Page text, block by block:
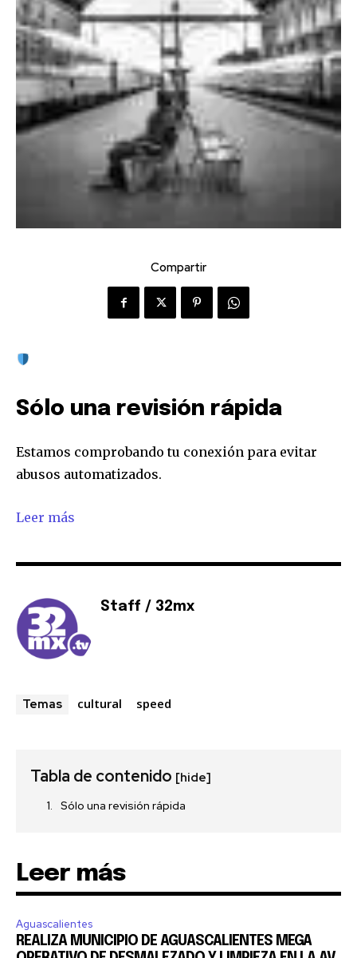
Únete a nuestra comunidad de
suscriptores y sé parte de la
Compartir
Sólo una revisión rápida
Estamos comprobando tu conexión para evitar
abusos automatizados.
Leer más
Staff / 32mx
Temas cultural speed
Tabla de contenido [hide]
Sólo una revisión rápida
Leer más
Aguascalientes
REALIZA MUNICIPIO DE AGUASCALIENTES MEGA